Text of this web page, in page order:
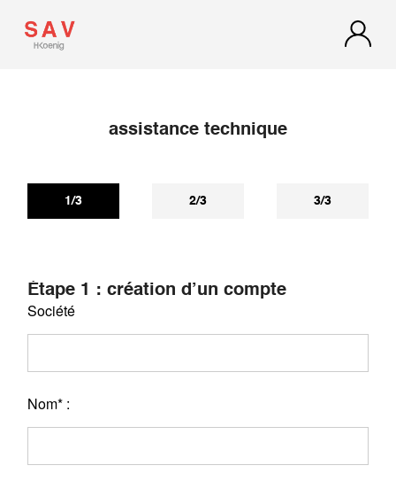
assistance technique
1/3 2/3 3/3
Étape 1 : création d’un compte
Société
Nom* :